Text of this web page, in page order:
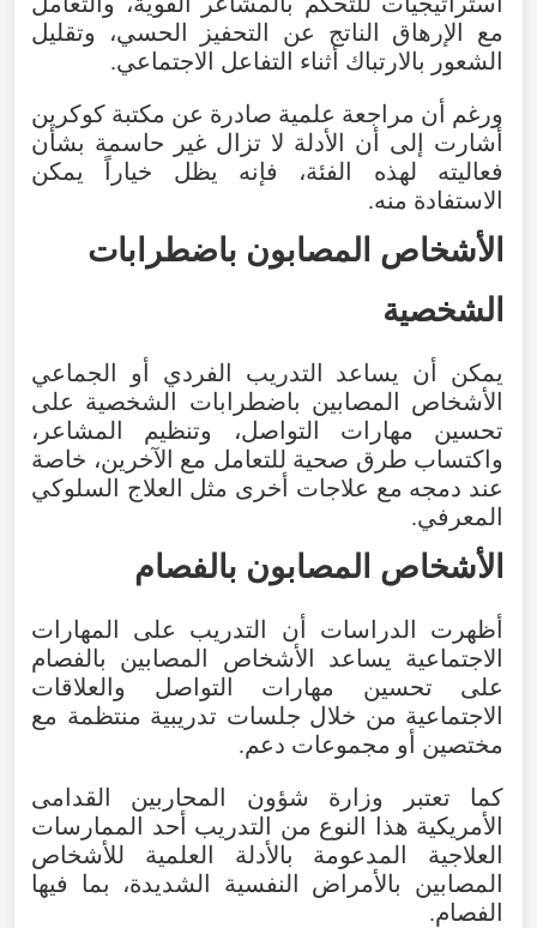
مع
الإرهاق الناتج عن التحفيز الحسي، وتقليل
الشعور بالارتباك أثناء التفاعل الاجتماعي.
ورغم أن مراجعة علمية صادرة عن مكتبة كوكرين
أشارت
إلى أن الأدلة لا تزال غير حاسمة بشأن
فعاليته
لهذه الفئة، فإنه يظل خياراً
يمكن
الاستفادة منه.
الأشخاص المصابون باضطرابات
الشخصية
يمكن أن يساعد التدريب الفردي أو
الجماعي
الأشخاص
المصابين باضطرابات الشخصية على
تحسين
مهارات التواصل، وتنظيم المشاعر ،
واكتساب طرق صحية للتعامل مع الآخرين، خاصة
عند دمجه مع علاجات أخرى مثل العلاج
السلوكي
المعرفي.
الأشخاص المصابون بالفصام
أظهرت الدراسات أن التدريب على
المهارات
الاجتماعية
يساعد الأشخاص المصابين
بالفصام
على
تحسين مهارات التواصل
والعلاقات
الاجتماعية من خلال جلسات تدريبية منتظمة مع
مختصين
أو مجموعات دعم.
كما
تعتبر وزارة شؤون المحاربين
القدامى
الأمريكية هذا النوع من التدريب أحد
الممارسات
العلاجية
المدعومة بالأدلة العلمية
للأشخاص
المصابين
بالأمراض النفسية الشديدة، بما
فيها
الفصام.